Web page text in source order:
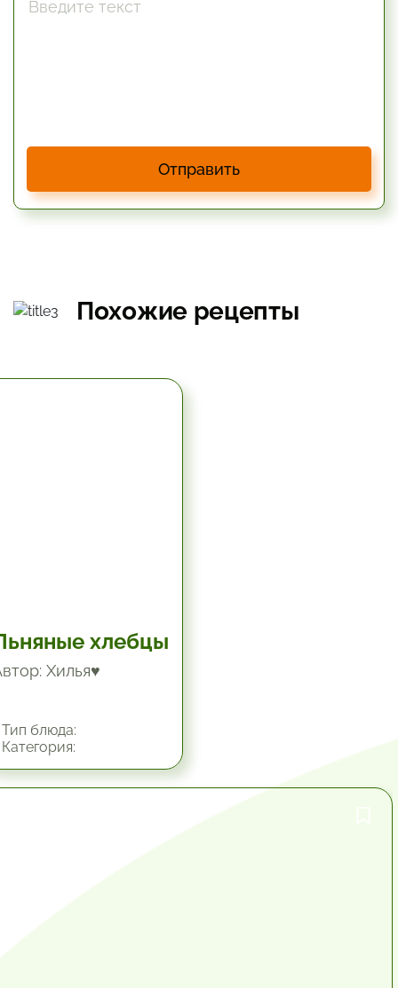
Отправить
Похожие рецепты
хлебцы
Хилья♥
блюда: